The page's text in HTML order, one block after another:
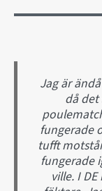
Jag är
då
fungerade
tufft
fungerade
ville. I